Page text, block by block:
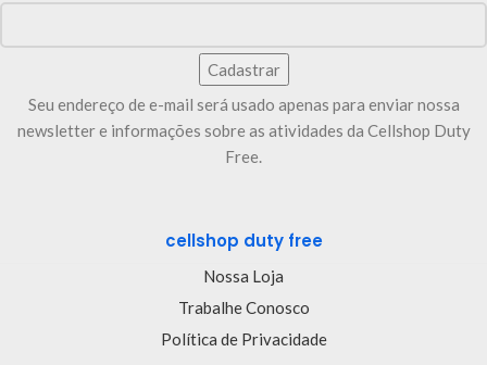
Seu endereço de e-mail será usado apenas para enviar nossa
newsletter e informações sobre as atividades da Cellshop Duty
Free.
cellshop duty free
Nossa Loja
Trabalhe Conosco
Política de Privacidade